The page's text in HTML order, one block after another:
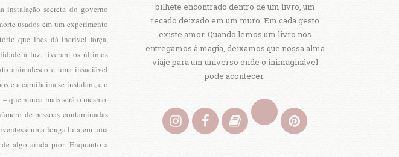
instalação secreta do governo
usados em um experimento
que lhes dá incrível força,
à luz, tiveram os últimos
animalesco e uma insaciável
e a carnificina se instalam, e o
que nunca mais será o mesmo.
de pessoas contaminadas
é uma longa luta em uma
algo ainda pior. Enquanto a
bilhete encontrado dentro de um livro, um
recado deixado em um muro. Em cada gesto
existe amor. Quando lemos um livro nos
entregamos à magia, deixamos que nossa alma
viaje para um universo onde o inimaginável
pode acontecer.